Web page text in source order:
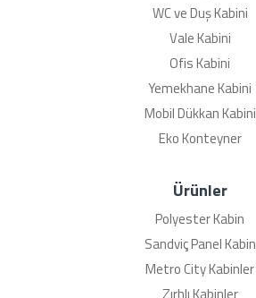
WC ve Duş Kabini
Vale Kabini
Ofis Kabini
Yemekhane Kabini
Mobil Dükkan Kabini
Eko Konteyner
Ürünler
Polyester Kabin
Sandviç Panel Kabin
Metro City Kabinler